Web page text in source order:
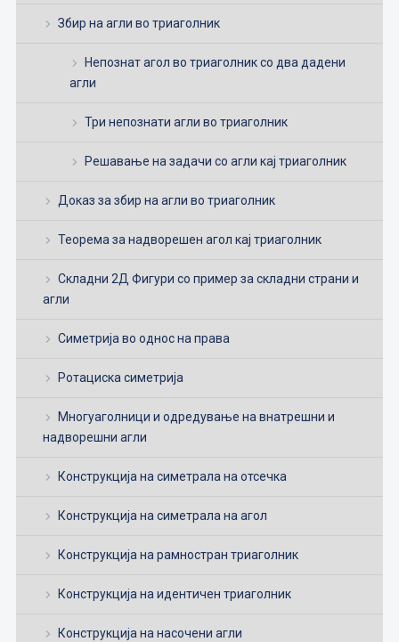
Збир на агли во триаголник
Непознат агол во триаголник со два дадени
агли
Три непознати агли во триаголник
Решавање на задачи со агли кај триаголник
Доказ за збир на агли во триаголник
Теорема за надворешен агол кај триаголник
Складни 2Д Фигури со пример за складни страни и
агли
Симетрија во однос на права
Ротациска симетрија
Многуаголници и одредување на внатрешни и
надворешни агли
Конструкција на симетрала на отсечка
Конструкција на симетрала на агол
Конструкција на рамностран триаголник
Конструкција на идентичен триаголник
Конструкција на насочени агли